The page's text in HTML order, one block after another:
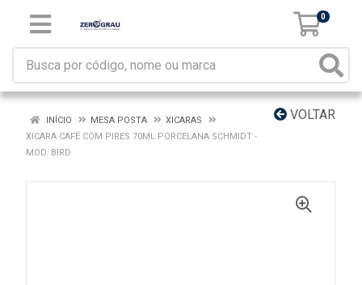
0
VOLTAR
INÍCIO MESA POSTA
XICARAS
XICARA CAFÉ COM PIRES 70ML PORCELANA SCHMIDT -
MOD. BIRD